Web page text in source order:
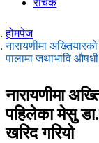
रोचक
होमपेज
नारायणीमा
पालामा जथाभावि
नारायणीमा
पहिलेका मेसु
खरिद गरियो